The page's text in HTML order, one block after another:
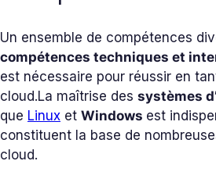
Un ensemble de compétences
compétences techniques et
est nécessaire pour réussir en
cloud.La maîtrise des systèmes
que Linux et Windows est
constituent la base de
cloud.